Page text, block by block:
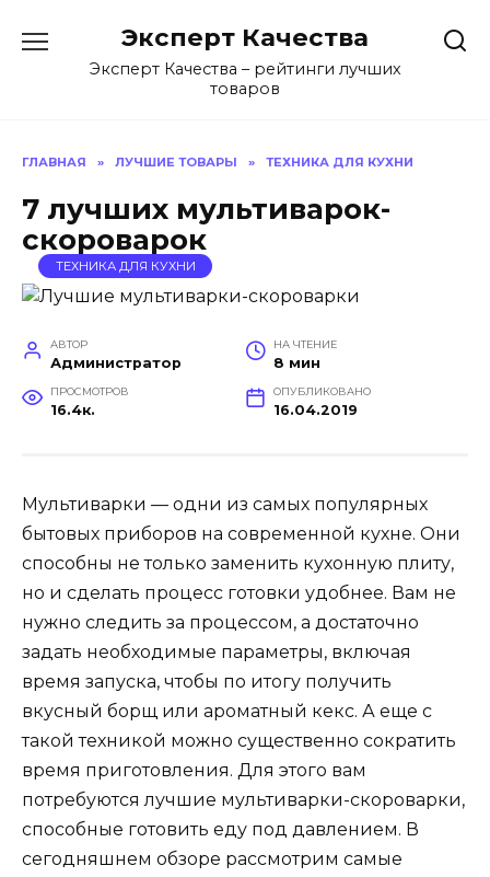
содержанию
Эксперт Качества
Эксперт Качества – рейтинги лучших
товаров
ГЛАВНАЯ » ЛУЧШИЕ ТОВАРЫ » ТЕХНИКА ДЛЯ КУХНИ
7 лучших мультиварок-
скороварок
ТЕХНИКА ДЛЯ КУХНИ
АВТОР
Администратор
НА ЧТЕНИЕ
8 мин
ПРОСМОТРОВ
16.4к.
ОПУБЛИКОВАНО
16.04.2019
Мультиварки — одни из самых популярных
бытовых приборов на современной кухне. Они
способны не только заменить кухонную плиту,
но и сделать процесс готовки удобнее. Вам не
нужно следить за процессом, а достаточно
задать необходимые параметры, включая
время запуска, чтобы по итогу получить
вкусный борщ или ароматный кекс. А еще с
такой техникой можно существенно сократить
время приготовления. Для этого вам
потребуются лучшие мультиварки-скороварки,
способные готовить еду под давлением. В
сегодняшнем обзоре рассмотрим самые